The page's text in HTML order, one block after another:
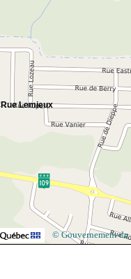
Rue Lemieux
© Gouvernement du